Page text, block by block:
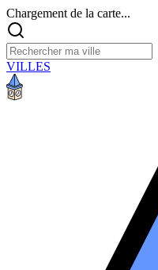
Chargement de la carte...
VILLES